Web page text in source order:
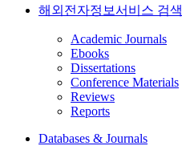
해외전자정보서비스 검색
Academic Journals
Ebooks
Dissertations
Conference Materials
Reviews
Reports
Databases & Journals